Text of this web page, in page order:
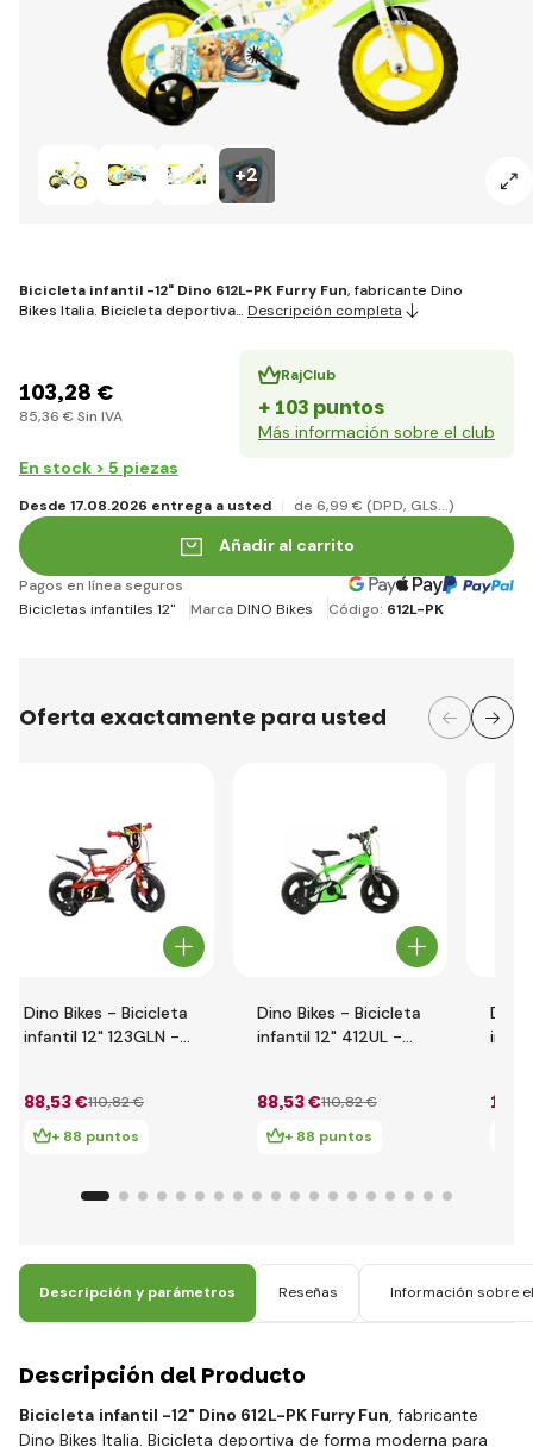
+2
Bicicleta infantil -12" Dino 612L-PK Furry Fun, fabricante Dino
Bikes Italia. Bicicleta deportiva… Descripción completa
103,28 €
85,36 € Sin IVA
RajClub
+ 103 puntos
Más información sobre el club
En stock > 5 piezas
Desde 17.08.2026 entrega a usted de 6,99 € (DPD, GLS...)
Añadir al carrito
Pagos en línea seguros
Bicicletas infantiles 12"
MarcaDINO Bikes Código: 612L-PK
Oferta exactamente para usted
Dino Bikes - Bicicleta
infantil 12" 123GLN -
88,53 €110,82 €
+ 88 puntos
Dino Bikes - Bicicleta
infantil 12" 412UL -
88,53 €110,82 €
+ 88 puntos
Dino
103
Descripción y parámetros Reseñas Información sobre
Descripción del Producto
Bicicleta infantil -12" Dino 612L-PK Furry Fun, fabricante
Dino Bikes Italia. Bicicleta deportiva de forma moderna para